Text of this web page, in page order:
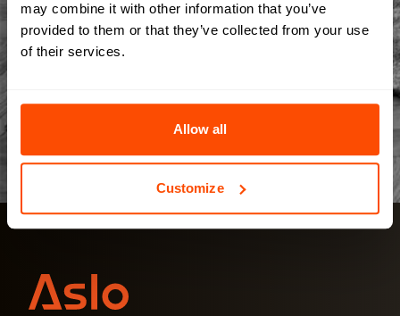
may combine it with other information that you’ve
provided to them or that they’ve collected from your use
of their services.
Allow all
Customize
Newsletter abonnieren
Siehe Datenschutzrichtlinie